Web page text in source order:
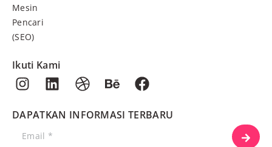
Mesin
Pencari
(SEO)
Ikuti Kami
DAPATKAN INFORMASI TERBARU